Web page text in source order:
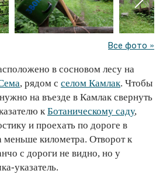
Все фото »
в сосновом лесу на
, рядом с селом Камлак. Чтобы
на въезде в Камлак свернуть
к Ботаническому саду,
и проехать по дороге в
меньше километра. Отворот к
с дороги не видно, но у
указатель.